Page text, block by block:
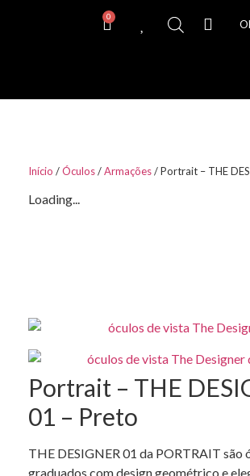
0
Início /Óculos/Armações/ Portrait – THE
Loading...
Portrait – THE
01 – Preto
THE DESIGNER 01 da PORTRAIT são
graduados com design geométrico e